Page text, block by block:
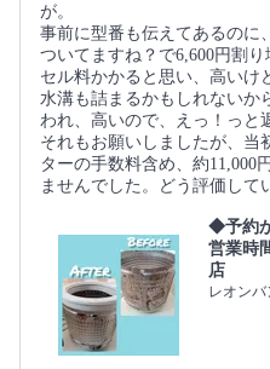
が。
事前に型番も伝えてあるのに
ついてますね？で6,600円割
セル料かかると思い、高いけ
水溝も詰まるかもしれないか
われ、高いので、えっ！っと
それもお願いしましたが、当
ターの手数料含め、約11,000
ませんでした。どう評価して
◆予約
営業時
店
レオン